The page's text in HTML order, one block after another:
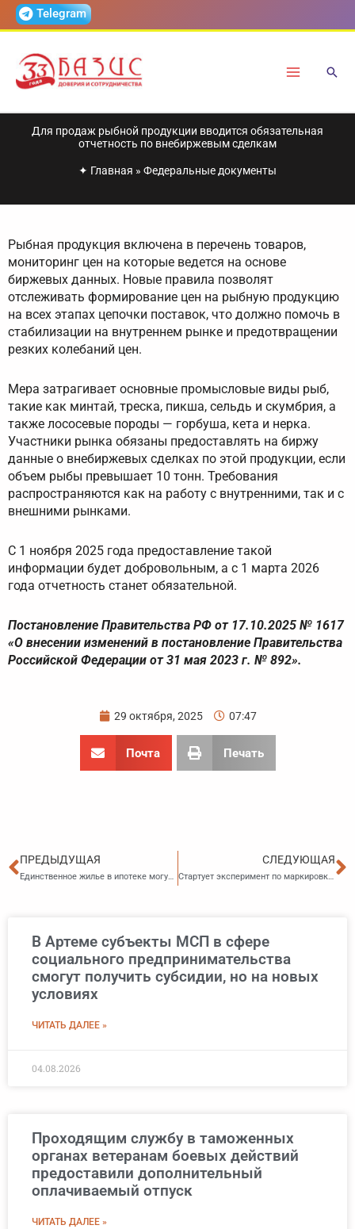
ПерейтиTelegram
Для продаж рыбной продукции вводится обязательная
отчетность по внебиржевым сделкам
✦ Главная » Федеральные документы
Рыбная продукция включена в перечень товаров,
мониторинг цен на которые ведется на основе
биржевых данных. Новые правила позволят
отслеживать формирование цен на рыбную продукцию
на всех этапах цепочки поставок, что должно помочь в
стабилизации на внутреннем рынке и предотвращении
резких колебаний цен.
Мера затрагивает основные промысловые виды рыб,
такие как минтай, треска, пикша, сельдь и скумбрия, а
также лососевые породы — горбуша, кета и нерка.
Участники рынка обязаны предоставлять на биржу
данные о внебиржевых сделках по этой продукции, если
объем рыбы превышает 10 тонн. Требования
распространяются как на работу с внутренними, так и с
внешними рынками.
С 1 ноября 2025 года предоставление такой
информации будет добровольным, а с 1 марта 2026
года отчетность станет обязательной.
Постановление Правительства РФ от 17.10.2025 № 1617
«О внесении изменений в постановление Правительства
Российской Федерации от 31 мая 2023 г. № 892».
29 октября, 2025 07:47
Почта Печать
Пред
ПРЕДЫДУЩАЯ
Единственное жилье в ипотеке могут защитить от изъятия за долги
СЛЕДУЮЩАЯ
Стартует эксперимент по маркировке минеральных удобрений
В Артеме субъекты МСП в сфере
социального предпринимательства
смогут получить субсидии, но на новых
условиях
ЧИТАТЬ ДАЛЕЕ »
04.08.2026
Проходящим службу в таможенных
органах ветеранам боевых действий
предоставили дополнительный
оплачиваемый отпуск
ЧИТАТЬ ДАЛЕЕ »